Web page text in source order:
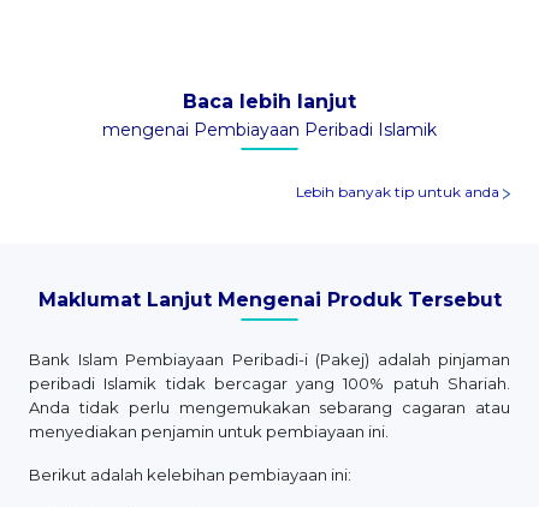
Baca lebih lanjut
mengenai Pembiayaan Peribadi Islamik
Lebih banyak tip untuk anda
Maklumat Lanjut Mengenai Produk Tersebut
Bank Islam Pembiayaan Peribadi-i (Pakej) adalah pinjaman
peribadi Islamik tidak bercagar yang 100% patuh Shariah.
Anda tidak perlu mengemukakan sebarang cagaran atau
menyediakan penjamin untuk pembiayaan ini.
Berikut adalah kelebihan pembiayaan ini: